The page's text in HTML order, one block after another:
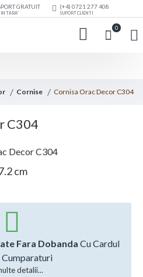
GRATUIT
IN TARA*
(+4) 0721 277 408
SUPORT CLIENTI
0
Cornise Cornisa Orac Decor C304
C304
cm
Fara Dobanda Cu Cardul
Cumparaturi
detalii...